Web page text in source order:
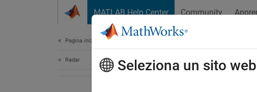
MATLAB Help Center Community
Pagina iniziale della documentazione
Radar Seleziona un sito web